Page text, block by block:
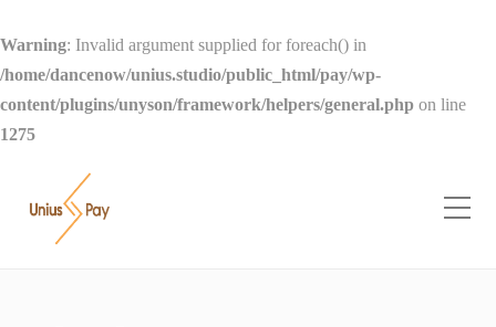
Warning: Invalid argument supplied for foreach() in
/home/dancenow/unius.studio/public_html/pay/wp-
content/plugins/unyson/framework/helpers/general.php on line
1275